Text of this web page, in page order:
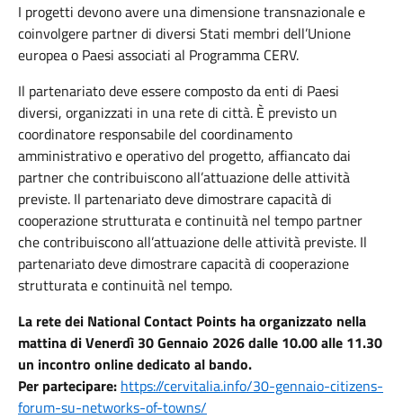
I progetti devono avere una dimensione transnazionale e
coinvolgere partner di diversi Stati membri dell’Unione
europea o Paesi associati al Programma CERV.
Il partenariato deve essere composto da enti di Paesi
diversi, organizzati in una rete di città. È previsto un
coordinatore responsabile del coordinamento
amministrativo e operativo del progetto, affiancato dai
partner che contribuiscono all’attuazione delle attività
previste. Il partenariato deve dimostrare capacità di
cooperazione strutturata e continuità nel tempo partner
che contribuiscono all’attuazione delle attività previste. Il
partenariato deve dimostrare capacità di cooperazione
strutturata e continuità nel tempo.
La rete dei National Contact Points ha organizzato nella
mattina di Venerdì 30 Gennaio 2026 dalle 10.00 alle 11.30
un incontro online dedicato al bando.
Per partecipare: https://cervitalia.info/30-gennaio-citizens-
forum-su-networks-of-towns/